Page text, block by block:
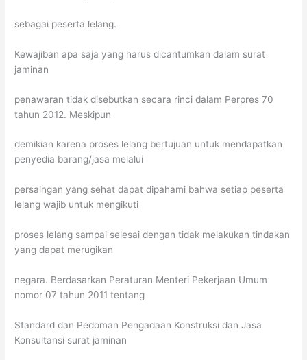
sebagai peserta lelang.
Kewajiban apa saja yang harus dicantumkan dalam surat
jaminan
penawaran tidak disebutkan secara rinci dalam Perpres 70
tahun 2012. Meskipun
demikian karena proses lelang bertujuan untuk mendapatkan
penyedia barang/jasa melalui
persaingan yang sehat dapat dipahami bahwa setiap peserta
lelang wajib untuk mengikuti
proses lelang sampai selesai dengan tidak melakukan tindakan
yang dapat merugikan
negara. Berdasarkan Peraturan Menteri Pekerjaan Umum
nomor 07 tahun 2011 tentang
Standard dan Pedoman Pengadaan Konstruksi dan Jasa
Konsultansi surat jaminan